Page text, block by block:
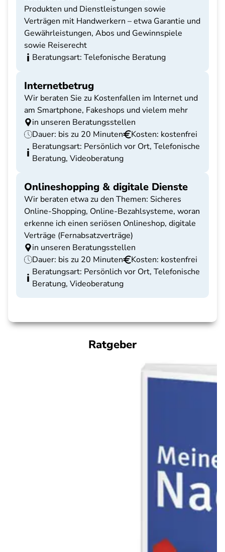
Produkten und Dienstleistungen sowie
Verträgen mit Handwerkern – etwa Garantie und
Gewährleistungen, Abos und Gewinnspiele
sowie Reiserecht
Beratungsart: Telefonische Beratung
Internetbetrug
Wir beraten Sie zu Kostenfallen im Internet und
am Smartphone, Fakeshops und vielem mehr
in unseren Beratungsstellen
Dauer: bis zu 20 Minuten
Kosten: kostenfrei
Beratungsart: Persönlich vor Ort, Telefonische
Beratung, Videoberatung
Onlineshopping & digitale Dienste
Wir beraten etwa zu den Themen: Sicheres
Online-Shopping, Online-Bezahlsysteme, woran
erkenne ich einen seriösen Onlineshop, digitale
Verträge (Fernabsatzverträge)
in unseren Beratungsstellen
Dauer: bis zu 20 Minuten
Kosten: kostenfrei
Beratungsart: Persönlich vor Ort, Telefonische
Beratung, Videoberatung
Ratgeber